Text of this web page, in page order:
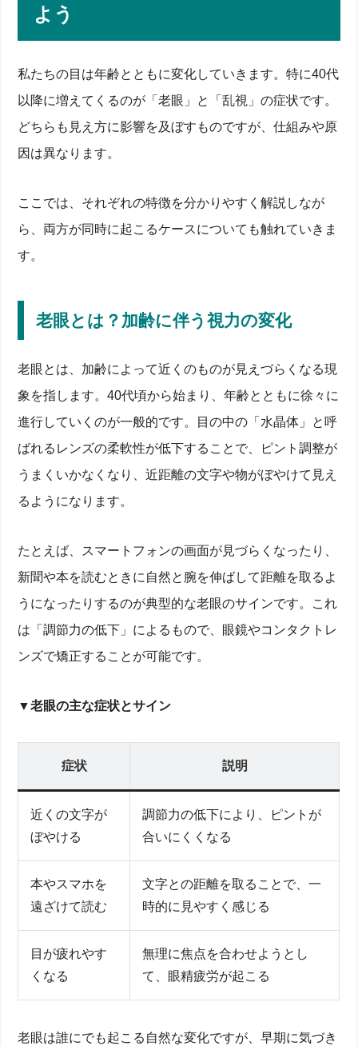
よう
私たちの目は年齢とともに変化していきます。特に40代
以降に増えてくるのが「老眼」と「乱視」の症状です。
どちらも見え方に影響を及ぼすものですが、仕組みや原
因は異なります。
ここでは、それぞれの特徴を分かりやすく解説しなが
ら、両方が同時に起こるケースについても触れていきま
す。
老眼とは？加齢に伴う視力の変化
老眼とは、加齢によって近くのものが見えづらくなる現
象を指します。40代頃から始まり、年齢とともに徐々に
進行していくのが一般的です。目の中の「水晶体」と呼
ばれるレンズの柔軟性が低下することで、ピント調整が
うまくいかなくなり、近距離の文字や物がぼやけて見え
るようになります。
たとえば、スマートフォンの画面が見づらくなったり、
新聞や本を読むときに自然と腕を伸ばして距離を取るよ
うになったりするのが典型的な老眼のサインです。これ
は「調節力の低下」によるもので、眼鏡やコンタクトレ
ンズで矯正することが可能です。
▼老眼の主な症状とサイン
症状 説明
近くの文字が
ぼやける
調節力の低下により、ピントが
合いにくくなる
本やスマホを
遠ざけて読む
文字との距離を取ることで、一
時的に見やすく感じる
目が疲れやす
くなる
無理に焦点を合わせようとし
て、眼精疲労が起こる
老眼は誰にでも起こる自然な変化ですが、早期に気づき